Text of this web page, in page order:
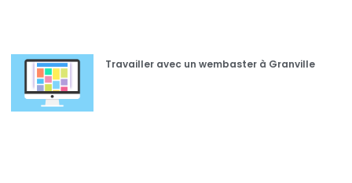
Travailler avec un wembaster à Granville